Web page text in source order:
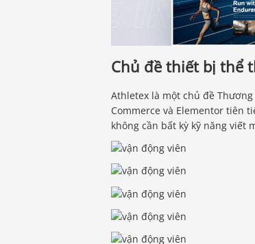
Chủ đề thiết bị thể
Athletex là một chủ đề
Commerce và Elementor tiên
không cần bất kỳ kỹ năng viết